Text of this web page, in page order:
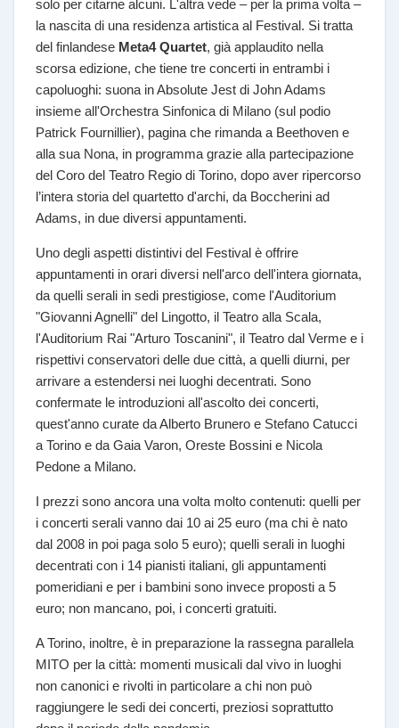
solo per citarne alcuni. L'altra vede – per la prima volta –
la nascita di una residenza artistica al Festival. Si tratta
del finlandese Meta4 Quartet, già applaudito nella
scorsa edizione, che tiene tre concerti in entrambi i
capoluoghi: suona in Absolute Jest di John Adams
insieme all'Orchestra Sinfonica di Milano (sul podio
Patrick Fournillier), pagina che rimanda a Beethoven e
alla sua Nona, in programma grazie alla partecipazione
del Coro del Teatro Regio di Torino, dopo aver ripercorso
l’intera storia del quartetto d'archi, da Boccherini ad
Adams, in due diversi appuntamenti.
Uno degli aspetti distintivi del Festival è offrire
appuntamenti in orari diversi nell'arco dell'intera giornata,
da quelli serali in sedi prestigiose, come l'Auditorium
"Giovanni Agnelli" del Lingotto, il Teatro alla Scala,
l'Auditorium Rai "Arturo Toscanini", il Teatro dal Verme e i
rispettivi conservatori delle due città, a quelli diurni, per
arrivare a estendersi nei luoghi decentrati. Sono
confermate le introduzioni all'ascolto dei concerti,
quest'anno curate da Alberto Brunero e Stefano Catucci
a Torino e da Gaia Varon, Oreste Bossini e Nicola
Pedone a Milano.
I prezzi sono ancora una volta molto contenuti: quelli per
i concerti serali vanno dai 10 ai 25 euro (ma chi è nato
dal 2008 in poi paga solo 5 euro); quelli serali in luoghi
decentrati con i 14 pianisti italiani, gli appuntamenti
pomeridiani e per i bambini sono invece proposti a 5
euro; non mancano, poi, i concerti gratuiti.
A Torino, inoltre, è in preparazione la rassegna parallela
MITO per la città: momenti musicali dal vivo in luoghi
non canonici e rivolti in particolare a chi non può
raggiungere le sedi dei concerti, preziosi soprattutto